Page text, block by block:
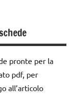
pronte per la
pdf, per
all’articolo